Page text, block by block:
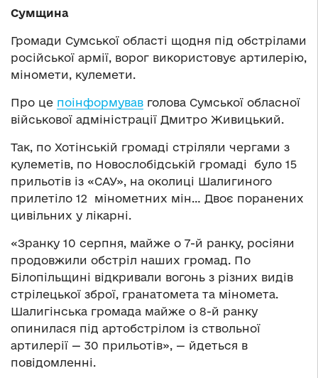
Сумщина
Громади Сумської області щодня під обстрілами
російської армії, ворог використовує артилерію,
міномети, кулемети.
Про це поінформував голова Сумської обласної
військової адміністрації Дмитро Живицький.
Так, по Хотінській громаді стріляли чергами з
кулеметів, по Новослобідській громаді було 15
прильотів із «САУ», на околиці Шалигиного
прилетіло 12 мінометних мін… Двоє поранених
цивільних у лікарні.
«Зранку 10 серпня, майже о 7-й ранку, росіяни
продовжили обстріл наших громад. По
Білопільщині відкривали вогонь з різних видів
стрілецької зброї, гранатомета та міномета.
Шалигінська громада майже о 8-й ранку
опинилася під артобстрілом із ствольної
артилерії — 30 прильотів», — йдеться в
повідомленні.